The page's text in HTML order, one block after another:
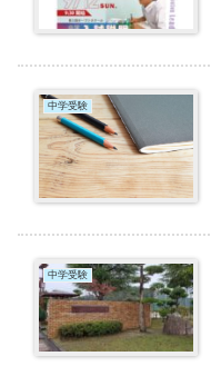
中学受験
中学受験